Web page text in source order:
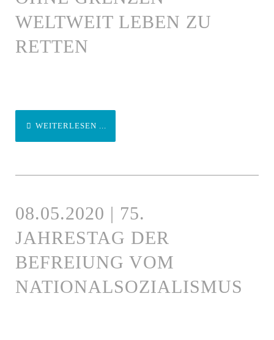
WELTWEIT LEBEN ZU
RETTEN
WEITERLESEN ...
08.05.2020 | 75.
JAHRESTAG DER
BEFREIUNG VOM
NATIONALSOZIALISMUS